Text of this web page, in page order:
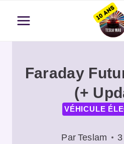
contenu
Faraday
(+
VÉHICULE
Par Teslam